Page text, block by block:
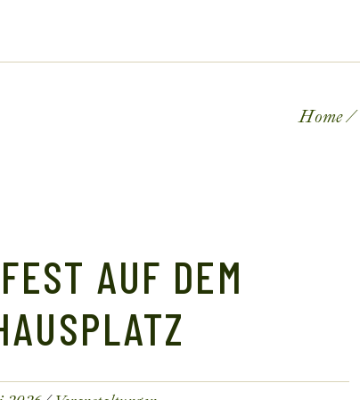
Home
AUF DEM